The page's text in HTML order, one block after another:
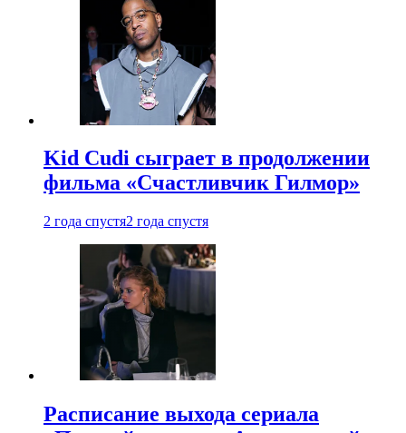
Kid Cudi сыграет в продолжении
фильма «Счастливчик Гилмор»
2 года спустя2 года спустя
Расписание выхода сериала